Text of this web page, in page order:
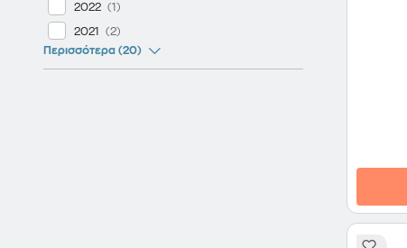
2022
2021
Περισσότερα (20)